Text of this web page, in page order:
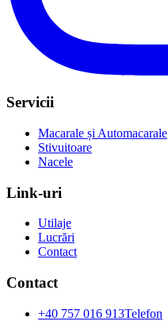
Servicii
Macarale și Automacarale
Stivuitoare
Nacele
Link-uri
Utilaje
Lucrări
Contact
Contact
+40 757 016 913Telefon